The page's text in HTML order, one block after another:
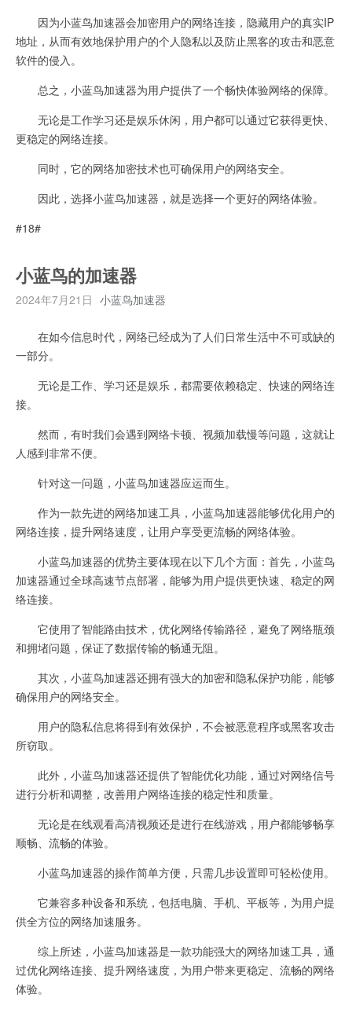
因为小蓝鸟加速器会加密用户的网络连接，隐藏用户的真实IP
地址，从而有效地保护用户的个人隐私以及防止黑客的攻击和恶意
软件的侵入。
总之，小蓝鸟加速器为用户提供了一个畅快体验网络的保障。
无论是工作学习还是娱乐休闲，用户都可以通过它获得更快、
更稳定的网络连接。
同时，它的网络加密技术也可确保用户的网络安全。
因此，选择小蓝鸟加速器，就是选择一个更好的网络体验。
#18#
小蓝鸟的加速器
2024年7月21日 小蓝鸟加速器
在如今信息时代，网络已经成为了人们日常生活中不可或缺的
一部分。
无论是工作、学习还是娱乐，都需要依赖稳定、快速的网络连
接。
然而，有时我们会遇到网络卡顿、视频加载慢等问题，这就让
人感到非常不便。
针对这一问题，小蓝鸟加速器应运而生。
作为一款先进的网络加速工具，小蓝鸟加速器能够优化用户的
网络连接，提升网络速度，让用户享受更流畅的网络体验。
小蓝鸟加速器的优势主要体现在以下几个方面：首先，小蓝鸟
加速器通过全球高速节点部署，能够为用户提供更快速、稳定的网
络连接。
它使用了智能路由技术，优化网络传输路径，避免了网络瓶颈
和拥堵问题，保证了数据传输的畅通无阻。
其次，小蓝鸟加速器还拥有强大的加密和隐私保护功能，能够
确保用户的网络安全。
用户的隐私信息将得到有效保护，不会被恶意程序或黑客攻击
所窃取。
此外，小蓝鸟加速器还提供了智能优化功能，通过对网络信号
进行分析和调整，改善用户网络连接的稳定性和质量。
无论是在线观看高清视频还是进行在线游戏，用户都能够畅享
顺畅、流畅的体验。
小蓝鸟加速器的操作简单方便，只需几步设置即可轻松使用。
它兼容多种设备和系统，包括电脑、手机、平板等，为用户提
供全方位的网络加速服务。
综上所述，小蓝鸟加速器是一款功能强大的网络加速工具，通
过优化网络连接、提升网络速度，为用户带来更稳定、流畅的网络
体验。